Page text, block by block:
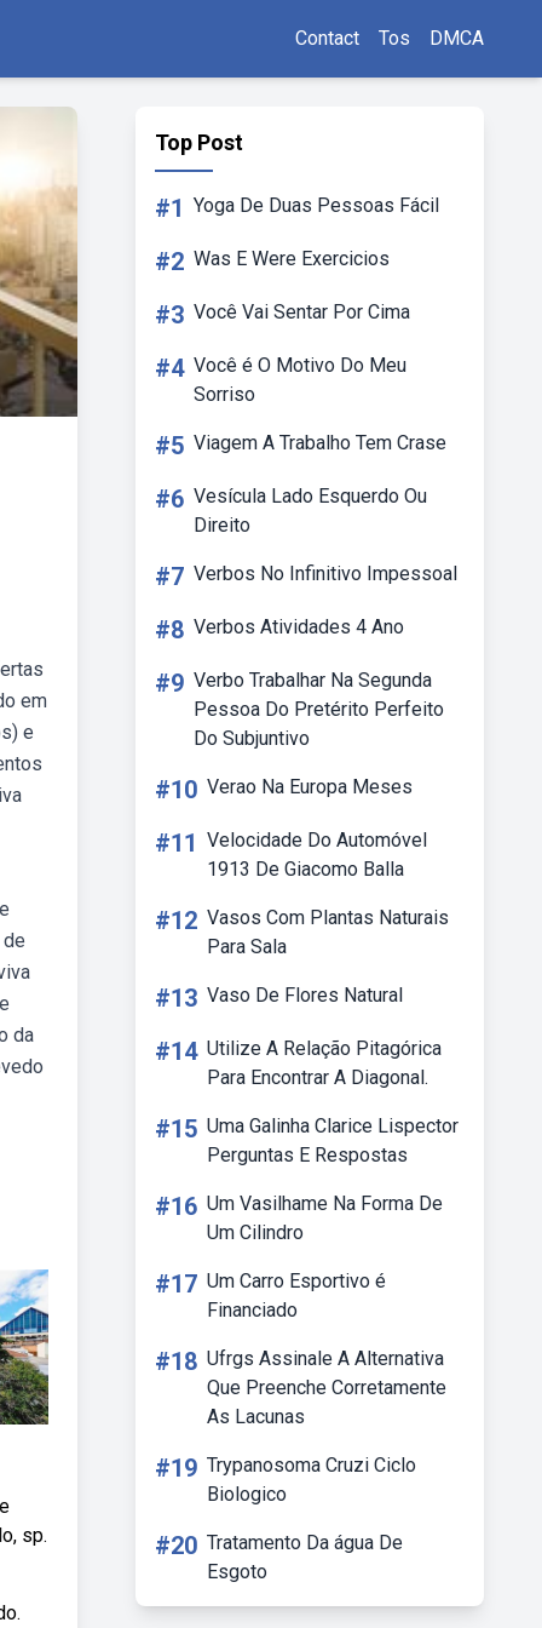
Contact Tos DMCA
em
e
da
sp.
Top Post
#1 Yoga De Duas Pessoas Fácil
#2 Was E Were Exercicios
#3 Você Vai Sentar Por Cima
#4 Você é O Motivo Do Meu
Sorriso
#5 Viagem A Trabalho Tem Crase
#6 Vesícula Lado Esquerdo Ou
Direito
#7 Verbos No Infinitivo Impessoal
#8 Verbos Atividades 4 Ano
#9 Verbo Trabalhar Na Segunda
Pessoa Do Pretérito Perfeito
Do Subjuntivo
#10 Verao Na Europa Meses
#11 Velocidade Do Automóvel
1913 De Giacomo Balla
#12 Vasos Com Plantas Naturais
Para Sala
#13 Vaso De Flores Natural
#14 Utilize A Relação Pitagórica
Para Encontrar A Diagonal.
#15 Uma Galinha Clarice Lispector
Perguntas E Respostas
#16 Um Vasilhame Na Forma De
Um Cilindro
#17 Um Carro Esportivo é
Financiado
#18 Ufrgs Assinale A Alternativa
Que Preenche Corretamente
As Lacunas
#19 Trypanosoma Cruzi Ciclo
Biologico
#20 Tratamento Da água De
Esgoto